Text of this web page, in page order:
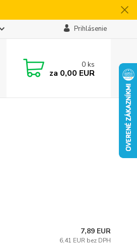
Prihlásenie
0 ks
za 0,00 EUR
7,89 EUR
6,41 EUR bez DPH